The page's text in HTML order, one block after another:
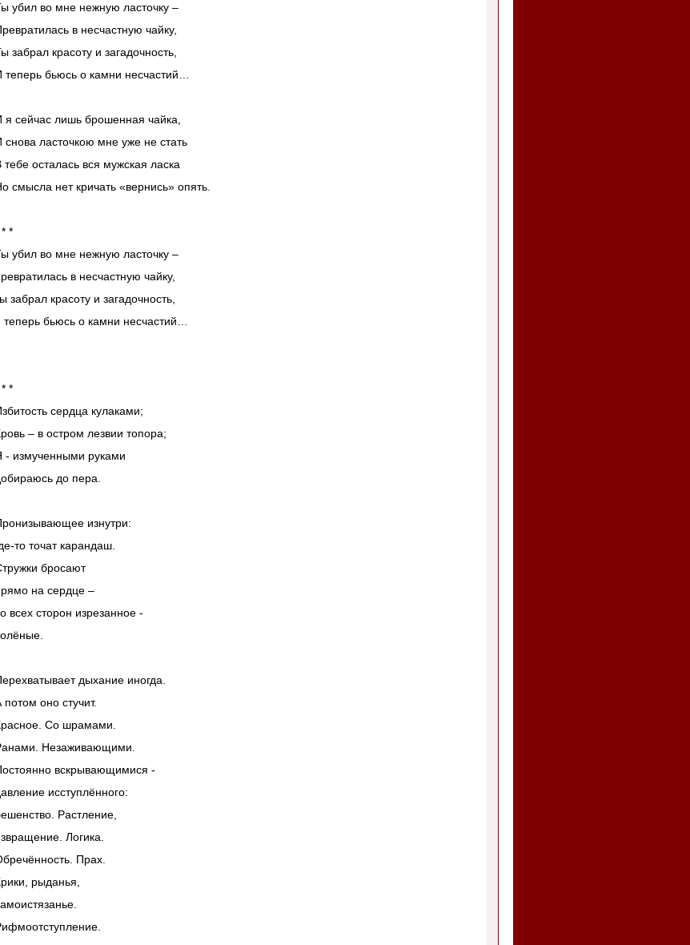
убил во мне нежную ласточку –
в несчастную чайку,
забрал красоту и загадочность,
теперь бьюсь о камни несчастий…
я сейчас лишь брошенная чайка,
снова ласточкою мне уже не стать
тебе осталась вся мужская ласка
смысла нет кричать «вернись» опять.
*
убил во мне нежную ласточку –
в несчастную чайку,
забрал красоту и загадочность,
теперь бьюсь о камни несчастий…
*
сердца кулаками;
– в остром лезвии топора;
- измученными руками
до пера.
изнутри:
то точат карандаш.
бросают
на сердце –
всех сторон изрезанное -
дыхание иногда.
потом оно стучит.
Со шрамами.
Незаживающими.
вскрывающимися -
исступлённого:
Растление,
Логика.
Прах.
рыданья,